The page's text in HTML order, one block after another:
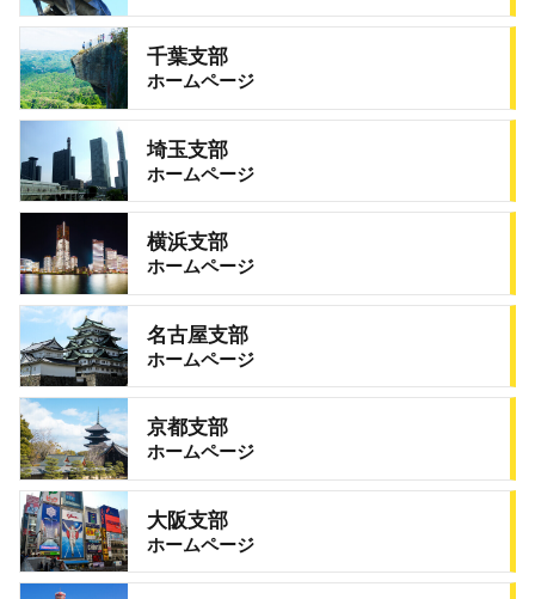
千葉支部
ホームページ
埼玉支部
ホームページ
横浜支部
ホームページ
名古屋支部
ホームページ
京都支部
ホームページ
大阪支部
ホームページ